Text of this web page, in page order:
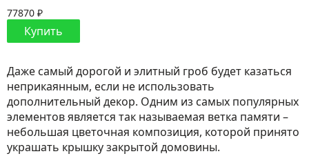
77870 ₽
Купить
Даже самый дорогой и элитный гроб будет казаться
неприкаянным, если не использовать
дополнительный декор. Одним из самых популярных
элементов является так называемая ветка памяти –
небольшая цветочная композиция, которой принято
украшать крышку закрытой домовины.